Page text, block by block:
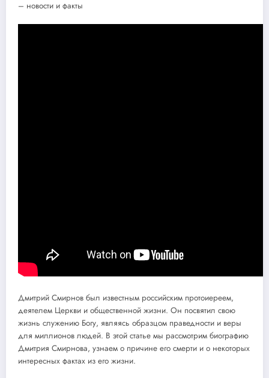
Дмитрий Смирнов был известным российским протоиереем,
деятелем Церкви и общественной жизни. Он посвятил свою
жизнь служению Богу, являясь образцом праведности и веры
для миллионов людей. В этой статье мы рассмотрим биографию
Дмитрия Смирнова, узнаем о причине его смерти и о некоторых
интересных фактах из его жизни.